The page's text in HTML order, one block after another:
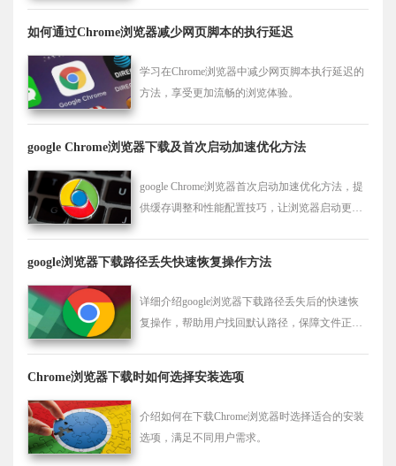
如何通过Chrome浏览器减少网页脚本的执行延迟
学习在Chrome浏览器中减少网页脚本执行延迟的
方法，享受更加流畅的浏览体验。
google Chrome浏览器下载及首次启动加速优化方法
google Chrome浏览器首次启动加速优化方法，提
供缓存调整和性能配置技巧，让浏览器启动更
google浏览器下载路径丢失快速恢复操作方法
详细介绍google浏览器下载路径丢失后的快速恢
复操作，帮助用户找回默认路径，保障文件正常
Chrome浏览器下载时如何选择安装选项
介绍如何在下载Chrome浏览器时选择适合的安装
选项，满足不同用户需求。